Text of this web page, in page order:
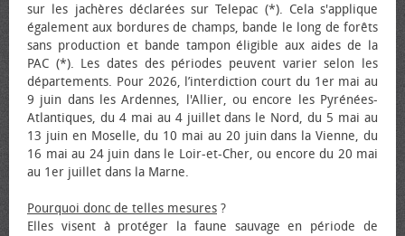
sur les jachères déclarées sur Telepac (*). Cela s'applique
également aux bordures de champs, bande le long de forêts
sans production et bande tampon éligible aux aides de la
PAC (*). Les dates des périodes peuvent varier selon les
départements. Pour 2026, l’interdiction court du 1er mai au
9 juin dans les Ardennes, l'Allier, ou encore les Pyrénées-
Atlantiques, du 4 mai au 4 juillet dans le Nord, du 5 mai au
13 juin en Moselle, du 10 mai au 20 juin dans la Vienne, du
16 mai au 24 juin dans le Loir-et-Cher, ou encore du 20 mai
au 1er juillet dans la Marne.
Pourquoi donc de telles mesures ?
Elles visent à protéger la faune sauvage en période de